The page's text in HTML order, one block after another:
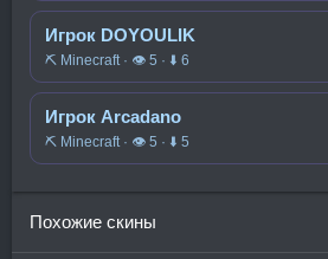
Игрок DOYOULIK
⛏️ Minecraft · 👁 5 · ⬇ 6
Игрок Arcadano
⛏️ Minecraft · 👁 5 · ⬇ 5
Похожие скины